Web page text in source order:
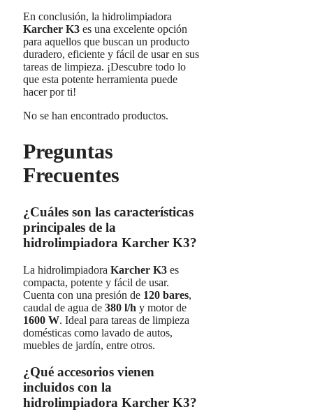
En conclusión, la hidrolimpiadora
Karcher K3 es una excelente opción
para aquellos que buscan un producto
duradero, eficiente y fácil de usar en sus
tareas de limpieza. ¡Descubre todo lo
que esta potente herramienta puede
hacer por ti!
No se han encontrado productos.
Preguntas
Frecuentes
¿Cuáles son las características
principales de la
hidrolimpiadora Karcher K3?
La hidrolimpiadora Karcher K3 es
compacta, potente y fácil de usar.
Cuenta con una presión de 120 bares,
caudal de agua de 380 l/h y motor de
1600 W. Ideal para tareas de limpieza
domésticas como lavado de autos,
muebles de jardín, entre otros.
¿Qué accesorios vienen
incluidos con la
hidrolimpiadora Karcher K3?